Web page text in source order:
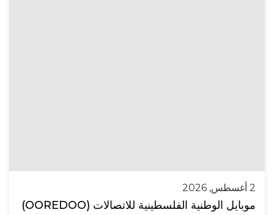
2 أغسطس, 2026
موبايل الوطنية الفلسطينية للاتصالات (OOREDOO)